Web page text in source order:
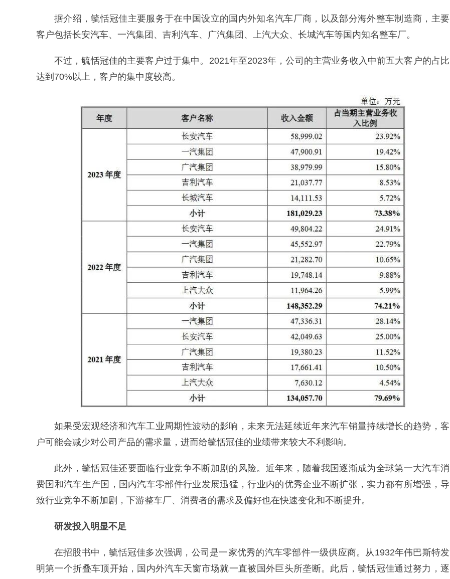
据介绍，毓恬冠佳主要服务于在中国设立的国内外知名汽车厂商，以及部分海外整车制造商，主要
客户包括长安汽车、一汽集团、吉利汽车、广汽集团、上汽大众、长城汽车等国内知名整车厂。
不过，毓恬冠佳的主要客户过于集中。2021年至2023年，公司的主营业务收入中前五大客户的占比
达到70%以上，客户的集中度较高。
如果受宏观经济和汽车工业周期性波动的影响，未来无法延续近年来汽车销量持续增长的趋势，客
户可能会减少对公司产品的需求量，进而给毓恬冠佳的业绩带来较大不利影响。
此外，毓恬冠佳还要面临行业竞争不断加剧的风险。近年来，随着我国逐渐成为全球第一大汽车消
费国和汽车生产国，国内汽车零部件行业发展迅猛，行业内的优秀企业不断扩张，实力都有所增强，导
致行业竞争不断加剧，下游整车厂、消费者的需求及偏好也在快速变化和不断提升。
研发投入明显不足
在招股书中，毓恬冠佳多次强调，公司是一家优秀的汽车零部件一级供应商。从1932年伟巴斯特发
明第一个折叠车顶开始，国内外汽车天窗市场就一直被国外巨头所垄断。此后，毓恬冠佳通过努力，逐